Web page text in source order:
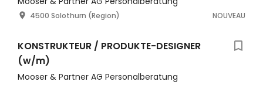
4500 Solothurn (Region) NOUVEAU
KONSTRUKTEUR / PRODUKTE-DESIGNER
(w/m)
Mooser & Partner AG Personalberatung